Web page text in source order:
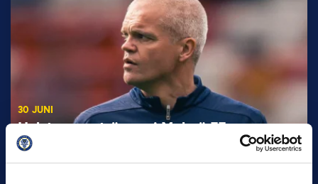
30 JUNI
Helstrup ny tränare i Malmö FF
Inleder mot…